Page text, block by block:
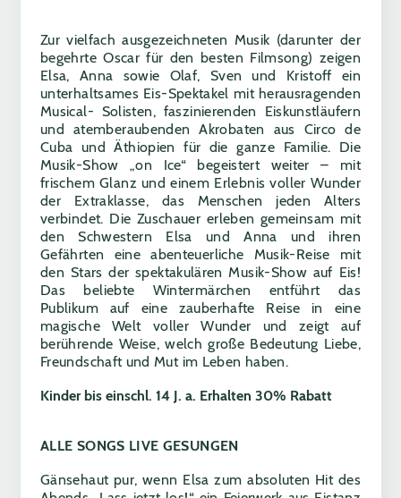
Zur vielfach ausgezeichneten Musik (darunter der
begehrte Oscar für den besten Filmsong) zeigen
Elsa, Anna sowie Olaf, Sven und Kristoff ein
unterhaltsames Eis-Spektakel mit herausragenden
Musical- Solisten, faszinierenden Eiskunstläufern
und atemberaubenden Akrobaten aus Circo de
Cuba und Äthiopien für die ganze Familie. Die
Musik-Show „on Ice“ begeistert weiter – mit
frischem Glanz und einem Erlebnis voller Wunder
der Extraklasse, das Menschen jeden Alters
verbindet. Die Zuschauer erleben gemeinsam mit
den Schwestern Elsa und Anna und ihren
Gefährten eine abenteuerliche Musik-Reise mit
den Stars der spektakulären Musik-Show auf Eis!
Das beliebte Wintermärchen entführt das
Publikum auf eine zauberhafte Reise in eine
magische Welt voller Wunder und zeigt auf
berührende Weise, welch große Bedeutung Liebe,
Freundschaft und Mut im Leben haben.
Kinder bis einschl. 14 J. a. Erhalten 30% Rabatt
ALLE SONGS LIVE GESUNGEN
Gänsehaut pur, wenn Elsa zum absoluten Hit des